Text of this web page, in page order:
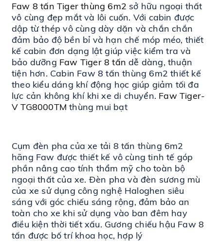
Faw 8 tấn Tiger thùng 6m2 sở hữu ngoại thất
vô cùng đẹp mắt và lôi cuốn. Với cabin được
dập từ thép vô cùng dày dặn và chắn chắn
đảm bảo độ bền bỉ và hạn chế móp méo, thiết
kế cabin đơn dạng lật giúp việc kiểm tra và
bảo dưỡng Faw Tiger 8 tấn dễ dàng, thuận
tiện hơn. Cabin Faw 8 tấn thùng 6m2 thiết kế
theo kiểu dáng khí động học giúp giảm tối đa
lực cản không khí khi xe di chuyển. Faw Tiger-
V TG8000TM thùng mui bạt
Cụm đèn pha của xe tải 8 tấn thùng 6m2
hãng Faw được thiết kế vô cùng tinh tế góp
phần nâng cao tính thẩm mỹ cho toàn bộ
ngoại thất của xe. Đèn pha và đèn sương mù
của xe sử dụng công nghệ Haloghen siêu
sáng với góc chiếu sáng rộng, đảm bảo an
toàn cho xe khi sử dụng vào ban đêm hay
điều kiện thời tiết xấu. Gương chiếu hậu Faw 8
tấn được bố trí khoa học, hợp lý